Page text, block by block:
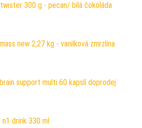
300 g - pecan/ bílá čokoláda
new 2,27 kg - vanilková zmrzlina
support multi 60 kapslí doprodej
n1 drink 330 ml